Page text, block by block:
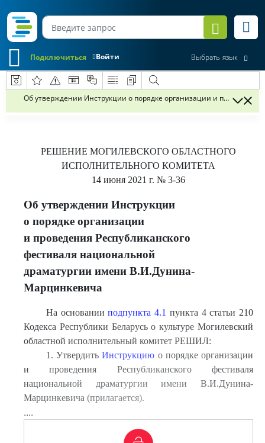
Войти
Подключиться Выбрать язык
Об утверждении Инструкции о порядке организации и
РЕШЕНИЕ МОГИЛЕВСКОГО ОБЛАСТНОГО
ИСПОЛНИТЕЛЬНОГО КОМИТЕТА
14 июня 2021 г. № 3-36
Об утверждении Инструкции
о порядке организации
и проведения Республиканского
фестиваля национальной
драматургии имени В.И.Дунина-
Марцинкевича
На основанииподпункта 4.1 пункта 4 статьи 210
Кодекса Республики Беларусь о культуре Могилевский
областной исполнительный комитет РЕШИЛ:
1. УтвердитьИнструкцию о порядке организации
и проведения Республиканского фестиваля
национальной драматургии имени В.И.Дунина-
Марцинкевича (прилагается).
....